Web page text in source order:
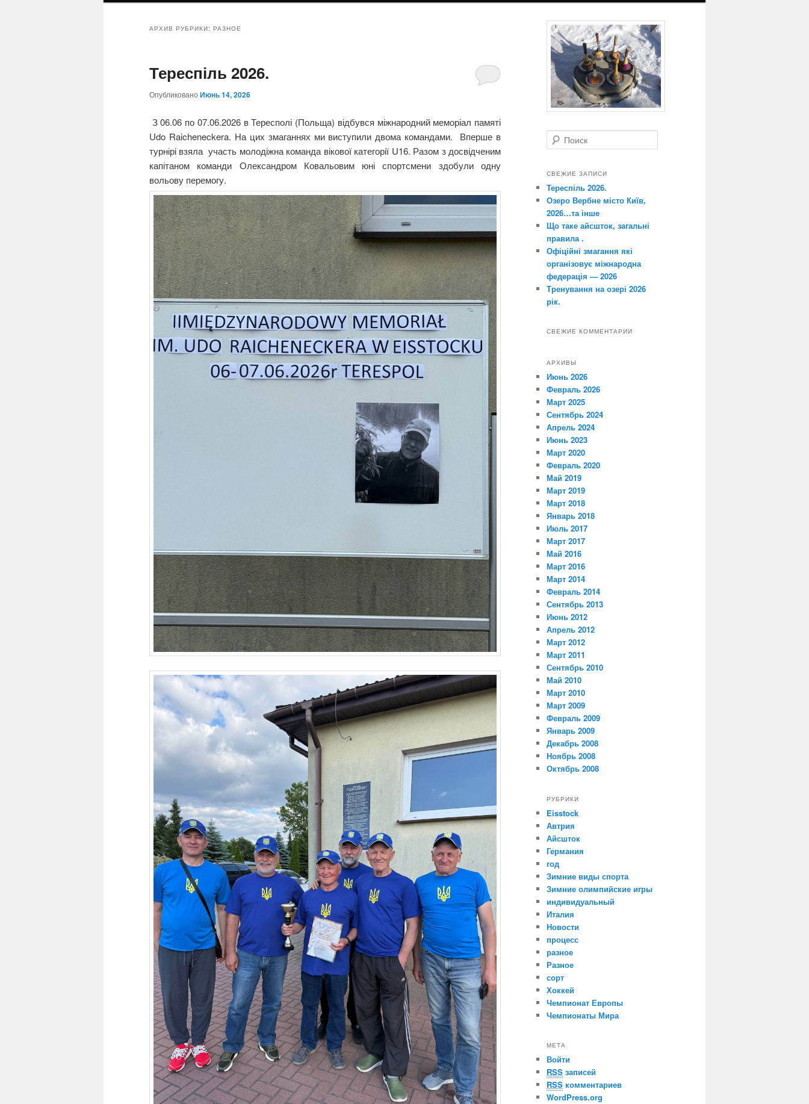
АРХИВ РУБРИКИ: РАЗНОЕ
Тереспіль 2026.
Опубликовано Июнь 14, 2026
З 06.06 по 07.06.2026 в Тересполі (Польща) відбувся міжнародний меморіал памяті
Udo Raicheneckera. На цих змаганнях ми виступили двома командами. Вперше в
турнірі взяла участь молодіжна команда вікової категорії U16. Разом з досвідченим
капітаном команди Олександром Ковальовим юні спортсмени здобули одну
вольову перемогу.
Поиск
СВЕЖИЕ ЗАПИСИ
Тереспіль 2026.
Озеро Вербне місто Київ,
2026…та інше
Що таке айсшток, загальні
правила .
Офіційні змагання які
організовує міжнародна
федерація — 2026
Тренування на озері 2026
рік.
СВЕЖИЕ КОММЕНТАРИИ
АРХИВЫ
Июнь 2026
Февраль 2026
Март 2025
Сентябрь 2024
Апрель 2024
Июнь 2023
Март 2020
Февраль 2020
Май 2019
Март 2019
Март 2018
Январь 2018
Июль 2017
Март 2017
Май 2016
Март 2016
Март 2014
Февраль 2014
Сентябрь 2013
Июнь 2012
Апрель 2012
Март 2012
Март 2011
Сентябрь 2010
Май 2010
Март 2010
Март 2009
Февраль 2009
Январь 2009
Декабрь 2008
Ноябрь 2008
Октябрь 2008
РУБРИКИ
Eisstock
Автрия
Айсшток
Германия
год
Зимние виды спорта
Зимние олимпийские игры
индивидуальный
Италия
Новости
процесс
разное
Разное
сорт
Хоккей
Чемпионат Европы
Чемпионаты Мира
МЕТА
Войти
RSS записей
RSS комментариев
WordPress.org